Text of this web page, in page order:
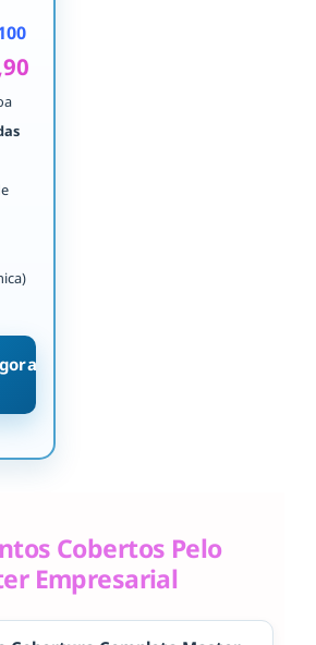
Cobertos Pelo
Empresarial